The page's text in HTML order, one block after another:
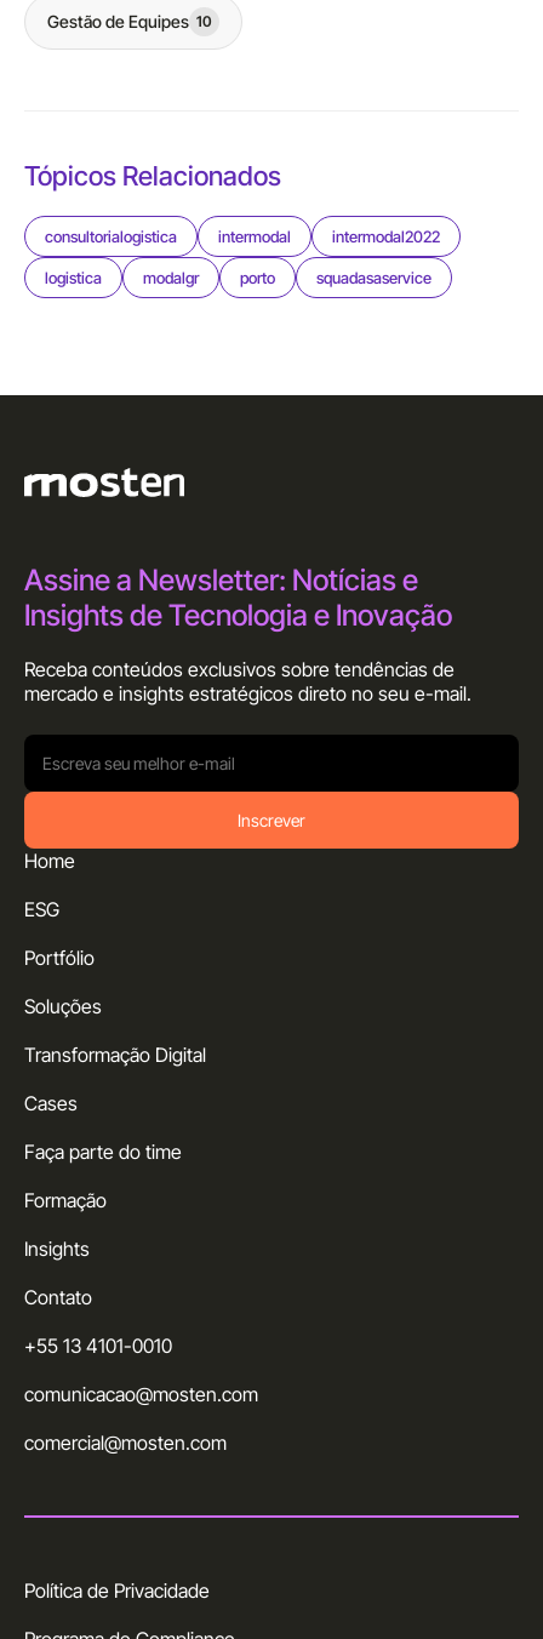
Gestão de Equipes 10
Tópicos Relacionados
consultorialogistica intermodal intermodal2022
logistica modalgr porto squadasaservice
+55 13 4101-0010
comunicacao@mosten.com
comercial@mosten.com
Política de Privacidade
Home
ESG
Portfólio
Soluções
Transformação Digital
Cases
Faça parte do time
Formação
Insights
Contato
Assine a Newsletter: Notícias e
Insights de Tecnologia e Inovação
Receba conteúdos exclusivos sobre tendências de
mercado e insights estratégicos direto no seu e-mail.
Inscrever